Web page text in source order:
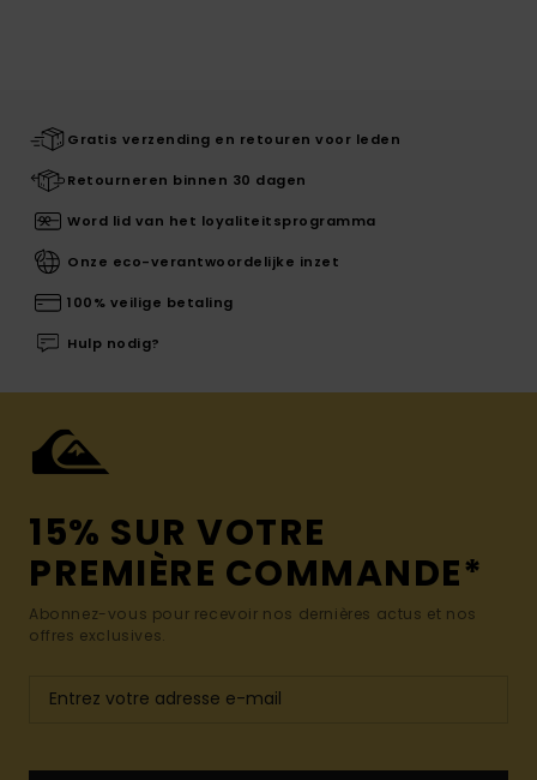
Gratis verzending en retouren voor leden
Retourneren binnen 30 dagen
Word lid van het loyaliteitsprogramma
Onze eco-verantwoordelijke inzet
100% veilige betaling
Hulp nodig?
15% SUR VOTRE
PREMIÈRE COMMANDE*
Abonnez-vous pour recevoir nos dernières actus et nos
offres exclusives.